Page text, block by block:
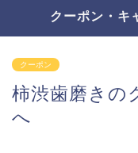
クーポン・キ
クーポン
柿渋歯磨きの
へ